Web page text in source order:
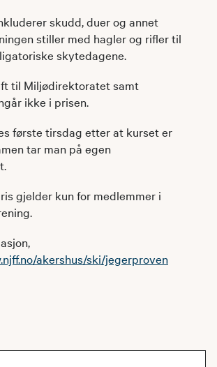
skudd, duer og annet
stiller med hagler og rifler til
skytedagene.
til Miljødirektoratet samt
ikke i prisen.
første tirsdag etter at kurset er
tar man på egen
gjelder kun for medlemmer i
akershus/ski/jegerproven